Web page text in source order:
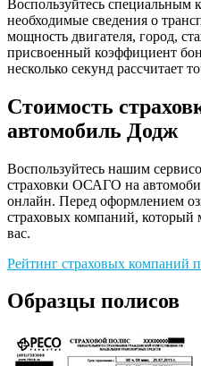
Воспользуйтесь специальным
необходимые сведения о
мощность двигателя, город,
присвоенный коэффициент
несколько секунд рассчитает
Стоимость
автомобиль Додж
Воспользуйтесь нашим
страховки ОСАГО на
онлайн. Перед оформлением
страховых компаний, который
вас.
Рейтинг страховых
Образцы полисов